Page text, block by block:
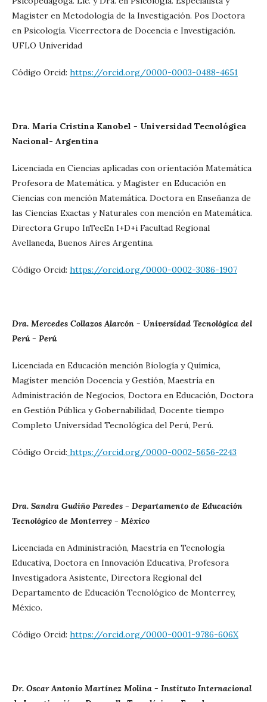
Magister en Metodología de la Investigación. Pos Doctora
en Psicología. Vicerrectora de Docencia e Investigación.
UFLO Univeridad
Código Orcid: https://orcid.org/0000-0003-0488-4651
Dra. María Cristina Kanobel - Universidad Tecnológica
Nacional- Argentina
Licenciada en Ciencias aplicadas con orientación Matemática
Profesora de Matemática. y Magister en Educación en
Ciencias con mención Matemática. Doctora en Enseñanza de
las Ciencias Exactas y Naturales con mención en Matemática.
Directora Grupo InTecEn I+D+i Facultad Regional
Avellaneda, Buenos Aires Argentina.
Código Orcid: https://orcid.org/0000-0002-3086-1907
Dra. Mercedes Collazos Alarcón - Universidad Tecnológica del
Perú - Perú
Licenciada en Educación mención Biología y Química,
Magíster mención Docencia y Gestión, Maestría en
Administración de Negocios, Doctora en Educación, Doctora
en Gestión Pública y Gobernabilidad, Docente tiempo
Completo Universidad Tecnológica del Perú, Perú.
Código Orcid: https://orcid.org/0000-0002-5656-2243
Dra. Sandra Gudiño Paredes - Departamento de Educación
Tecnológico de Monterrey - México
Licenciada en Administración, Maestría en Tecnología
Educativa, Doctora en Innovación Educativa, Profesora
Investigadora Asistente, Directora Regional del
Departamento de Educación Tecnológico de Monterrey,
México.
Código Orcid: https://orcid.org/0000-0001-9786-606X
Dr. Oscar Antonio Martínez Molina - Instituto Internacional